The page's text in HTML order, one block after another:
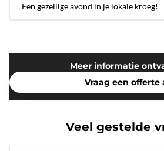
Een gezellige avond in je lokale kroeg!
Meer informatie
Vraag een offerte
Veel gestelde